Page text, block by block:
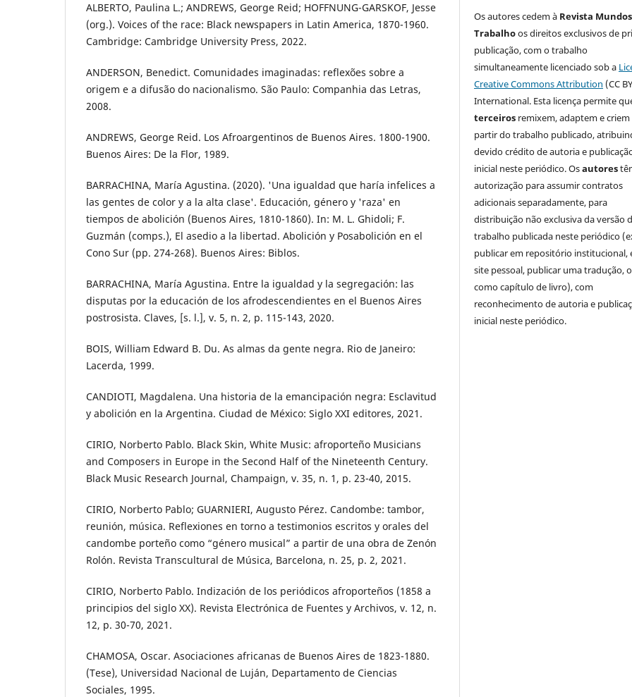
ALBERTO, Paulina L.; ANDREWS, George Reid; HOFFNUNG-GARSKOF, Jesse
(org.). Voices of the race: Black newspapers in Latin America, 1870-1960.
Cambridge: Cambridge University Press, 2022.
ANDERSON, Benedict. Comunidades imaginadas: reflexões sobre a
origem e a difusão do nacionalismo. São Paulo: Companhia das Letras,
2008.
ANDREWS, George Reid. Los Afroargentinos de Buenos Aires. 1800-1900.
Buenos Aires: De la Flor, 1989.
BARRACHINA, María Agustina. (2020). 'Una igualdad que haría infelices a
las gentes de color y a la alta clase'. Educación, género y 'raza' en
tiempos de abolición (Buenos Aires, 1810-1860). In: M. L. Ghidoli; F.
Guzmán (comps.), El asedio a la libertad. Abolición y Posabolición en el
Cono Sur (pp. 274-268). Buenos Aires: Biblos.
BARRACHINA, María Agustina. Entre la igualdad y la segregación: las
disputas por la educación de los afrodescendientes en el Buenos Aires
postrosista. Claves, [s. l.], v. 5, n. 2, p. 115-143, 2020.
BOIS, William Edward B. Du. As almas da gente negra. Rio de Janeiro:
Lacerda, 1999.
CANDIOTI, Magdalena. Una historia de la emancipación negra: Esclavitud
y abolición en la Argentina. Ciudad de México: Siglo XXI editores, 2021.
CIRIO, Norberto Pablo. Black Skin, White Music: afroporteño Musicians
and Composers in Europe in the Second Half of the Nineteenth Century.
Black Music Research Journal, Champaign, v. 35, n. 1, p. 23-40, 2015.
CIRIO, Norberto Pablo; GUARNIERI, Augusto Pérez. Candombe: tambor,
reunión, música. Reflexiones en torno a testimonios escritos y orales del
candombe porteño como “género musical” a partir de una obra de Zenón
Rolón. Revista Transcultural de Música, Barcelona, n. 25, p. 2, 2021.
CIRIO, Norberto Pablo. Indización de los periódicos afroporteños (1858 a
principios del siglo XX). Revista Electrónica de Fuentes y Archivos, v. 12, n.
12, p. 30-70, 2021.
CHAMOSA, Oscar. Asociaciones africanas de Buenos Aires de 1823-1880.
(Tese), Universidad Nacional de Luján, Departamento de Ciencias
Sociales, 1995.
Os autores cedem à Revista
Trabalhoos direitos exclusivos de
publicação, com o trabalho
simultaneamente licenciado sob a
Creative Commons Attribution (CC
International. Esta licença permite
terceiros remixem, adaptem e criem
partir do trabalho publicado,
devido crédito de autoria e
inicial neste periódico. Osautores
autorização para assumir contratos
adicionais separadamente, para
distribuição não exclusiva da versão
trabalho publicada neste periódico
publicar em repositório institucional,
site pessoal, publicar uma tradução,
como capítulo de livro), com
reconhecimento de autoria e
inicial neste periódico.